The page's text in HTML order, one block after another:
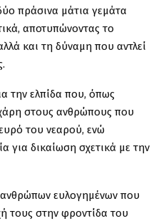
πράσινα μάτια γεμάτα
αποτυπώνοντας το
και τη δύναμη που αντλεί
την ελπίδα που, όπως
στους ανθρώπους που
του νεαρού, ενώ
για δικαίωση σχετικά με την
ευλογημένων που
τους στην φροντίδα του